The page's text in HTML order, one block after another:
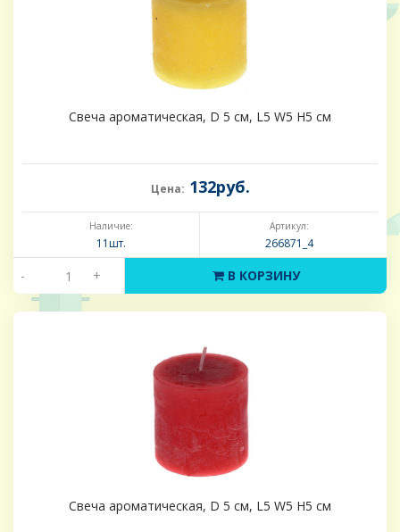
Свеча ароматическая, D 5 см, L5 W5 H5 см
Цена: 132руб.
Наличие:
11шт.
Артикул:
266871_4
- + В КОРЗИНУ
Свеча ароматическая, D 5 см, L5 W5 H5 см